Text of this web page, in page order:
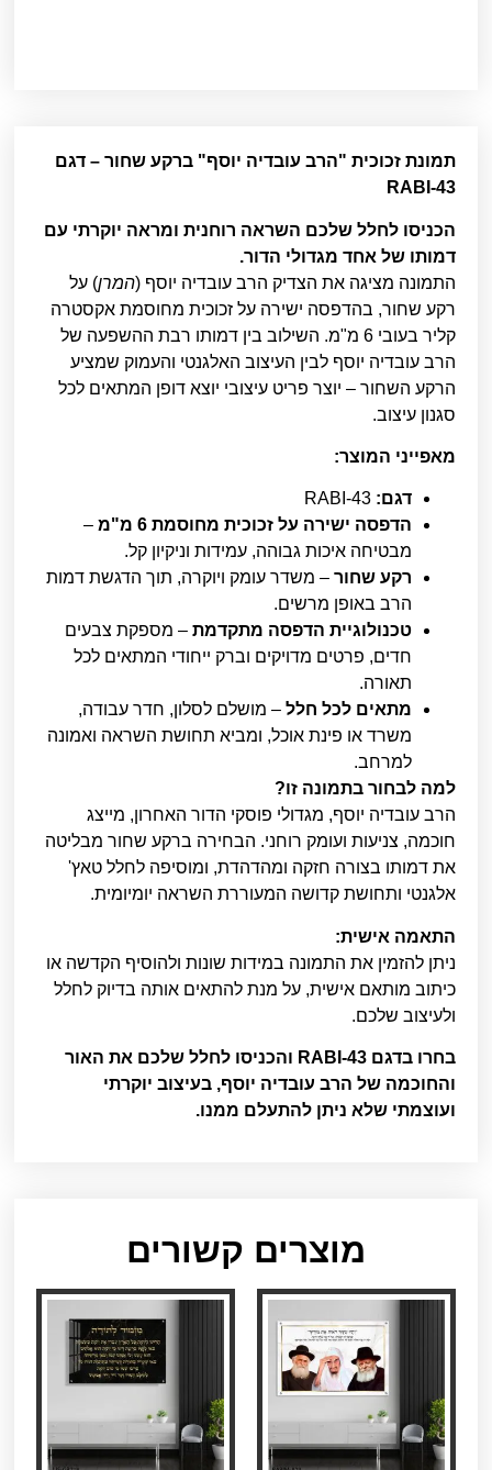
תמונת זכוכית "הרב עובדיה יוסף" ברקע שחור – דגם
RABI-43
הכניסו לחלל שלכם השראה רוחנית ומראה יוקרתי עם
דמותו של אחד מגדולי הדור.
התמונה מציגה את הצדיק הרב עובדיה יוסף (המרן) על
רקע שחור, בהדפסה ישירה על זכוכית מחוסמת אקסטרה
קליר בעובי 6 מ"מ. השילוב בין דמותו רבת ההשפעה של
הרב עובדיה יוסף לבין העיצוב האלגנטי והעמוק שמציע
הרקע השחור – יוצר פריט עיצובי יוצא דופן המתאים לכל
סגנון עיצוב.
מאפייני המוצר:
דגם: RABI-43
הדפסה ישירה על זכוכית מחוסמת 6 מ"מ
–
מבטיחה איכות גבוהה, עמידות וניקיון קל.
רקע שחור – משדר עומק ויוקרה, תוך הדגשת דמות
הרב באופן מרשים.
טכנולוגיית הדפסה מתקדמת – מספקת צבעים
חדים, פרטים מדויקים וברק ייחודי המתאים לכל
תאורה.
מתאים לכל חלל – מושלם לסלון, חדר עבודה,
משרד או פינת אוכל, ומביא תחושת השראה ואמונה
למרחב.
למה לבחור בתמונה זו?
הרב עובדיה יוסף, מגדולי פוסקי הדור האחרון, מייצג
חוכמה, צניעות ועומק רוחני. הבחירה ברקע שחור מבליטה
את דמותו בצורה חזקה ומהדהדת, ומוסיפה לחלל טאץ'
אלגנטי ותחושת קדושה המעוררת השראה יומיומית.
התאמה אישית:
ניתן להזמין את התמונה במידות שונות ולהוסיף הקדשה או
כיתוב מותאם אישית, על מנת להתאים אותה בדיוק לחלל
ולעיצוב שלכם.
בחרו בדגם RABI-43 והכניסו לחלל שלכם את האור
והחוכמה של הרב עובדיה יוסף, בעיצוב יוקרתי
ועוצמתי שלא ניתן להתעלם ממנו.
מוצרים קשורים